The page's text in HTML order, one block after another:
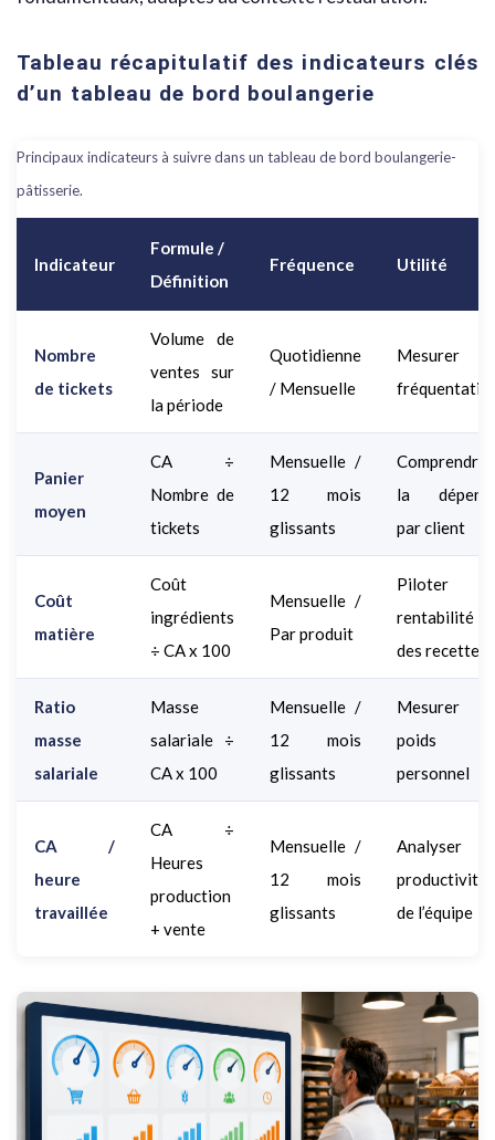
Tableau récapitulatif des indicateurs clés
d’un tableau de bord boulangerie
Principaux indicateurs à suivre dans un tableau de bord boulangerie-
pâtisserie.
Indicateur
Formule /
Définition
Fréquence Utilité
Nombre
de tickets
Volume de
ventes sur
la période
Quotidienne
/ Mensuelle
Mesurer
Panier
moyen
CA ÷
Nombre de
tickets
Mensuelle /
12 mois
glissants
Comprendre
la
par client
Coût
matière
Coût
ingrédients
÷ CA x 100
Mensuelle /
Par produit
Piloter
rentabilité
des recettes
Ratio
masse
salariale
Masse
salariale ÷
CA x 100
Mensuelle /
12 mois
glissants
Mesurer
poids
personnel
CA /
heure
travaillée
CA ÷
Heures
production
+ vente
Mensuelle /
12 mois
glissants
Analyser
productivité
de l’équipe